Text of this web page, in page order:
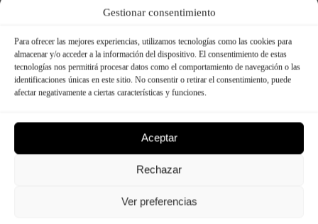
Gestionar consentimiento
Para ofrecer las mejores experiencias, utilizamos tecnologías como las cookies para
almacenar y/o acceder a la información del dispositivo. El consentimiento de estas
tecnologías nos permitirá procesar datos como el comportamiento de navegación o las
identificaciones únicas en este sitio. No consentir o retirar el consentimiento, puede
afectar negativamente a ciertas características y funciones.
Aceptar
Rechazar
Ver preferencias
une vie limitée, parce qu’ils coïncident avec le
ventes ou la célébration d’un évènement particulier.
En …
TEXTURES: Lorsque les matériaux